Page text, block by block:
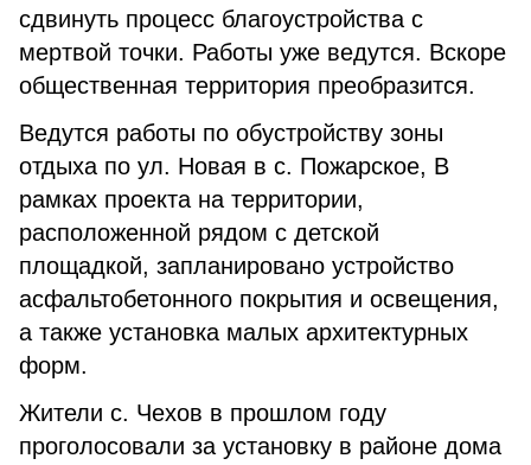
сдвинуть процесс благоустройства с
мертвой точки. Работы уже ведутся. Вскоре
общественная территория преобразится.
Ведутся работы по обустройству зоны
отдыха по ул. Новая в с. Пожарское, В
рамках проекта на территории,
расположенной рядом с детской
площадкой, запланировано устройство
асфальтобетонного покрытия и освещения,
а также установка малых архитектурных
форм.
Жители с. Чехов в прошлом году
проголосовали за установку в районе дома